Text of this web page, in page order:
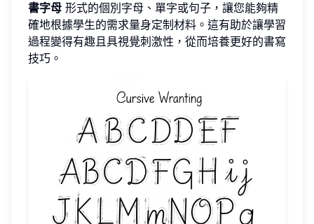
書字母 形式的個別字母、單字或句子，讓您能夠精
確地根據學生的需求量身定制材料。這有助於讓學習
過程變得有趣且具視覺刺激性，從而培養更好的書寫
技巧。